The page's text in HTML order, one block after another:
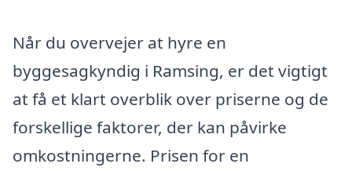
Når du overvejer at hyre en
byggesagkyndig i Ramsing, er det vigtigt
at få et klart overblik over priserne og de
forskellige faktorer, der kan påvirke
omkostningerne. Prisen for en